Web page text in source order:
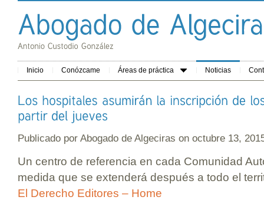
Inicio Conózcame Áreas de práctica Noticias
Publicado por Abogado de Algeciras on octubre 13,
Un centro de referencia en cada Comunidad
medida que se extenderá después a todo el
El Derecho Editores – Home